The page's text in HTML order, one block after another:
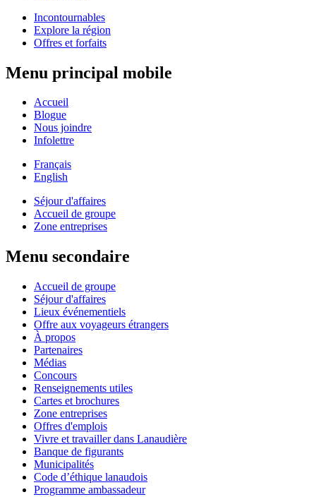
Incontournables
Explore la région
Offres et forfaits
Menu principal mobile
Accueil
Blogue
Nous joindre
Infolettre
Français
English
Séjour d'affaires
Accueil de groupe
Zone entreprises
Menu secondaire
Accueil de groupe
Séjour d'affaires
Lieux événementiels
Offre aux voyageurs étrangers
À propos
Partenaires
Médias
Concours
Renseignements utiles
Cartes et brochures
Zone entreprises
Offres d'emplois
Vivre et travailler dans Lanaudière
Banque de figurants
Municipalités
Code d’éthique lanaudois
Programme ambassadeur